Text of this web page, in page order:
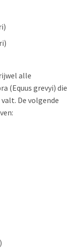
alle
(Equus grevyi) die
De volgende